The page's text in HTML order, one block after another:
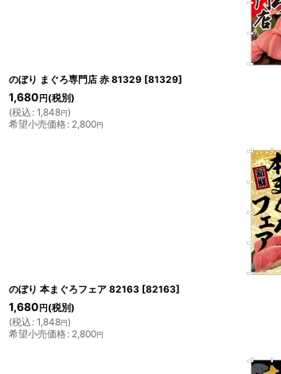
のぼり まぐろ専門店 赤 81329 [81329]
1,680 円 (税別)
(税込 : 1,848円)
希望小売価格: 2,800円
のぼり 本まぐろフェア 82163 [82163]
1,680 円 (税別)
(税込 : 1,848円)
希望小売価格: 2,800円